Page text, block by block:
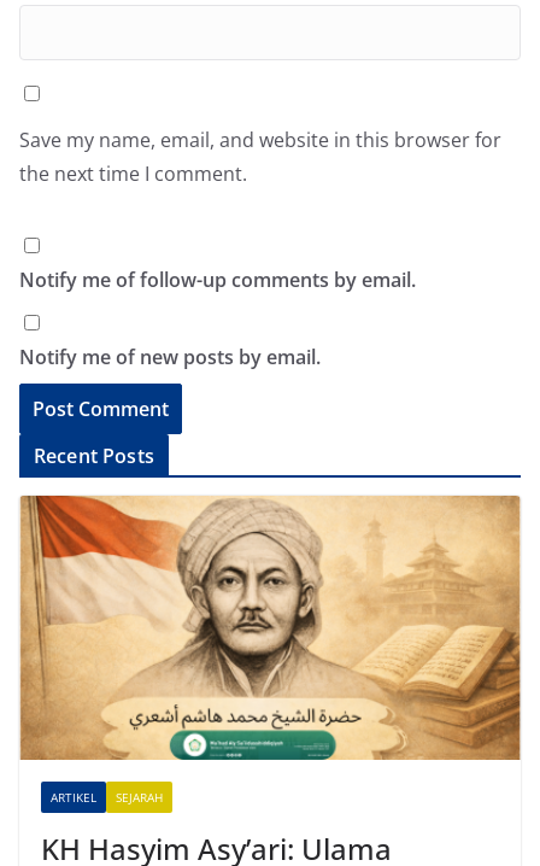
Save my name, email, and website in this browser for
the next time I comment.
Notify me of follow-up comments by email.
Notify me of new posts by email.
l
t
v
Recent Posts
ARTIKEL SEJARAH
KH Hasyim Asy’ari: Ulama